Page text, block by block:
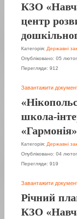
КЗО
центр
Категорія: Державні
Опубліковано: 05
Перегляди: 912
Завантажити
школа-
«Гармонія»
Категорія: Державні
Опубліковано: 04
Перегляди: 919
Завантажити
Річний
КЗО